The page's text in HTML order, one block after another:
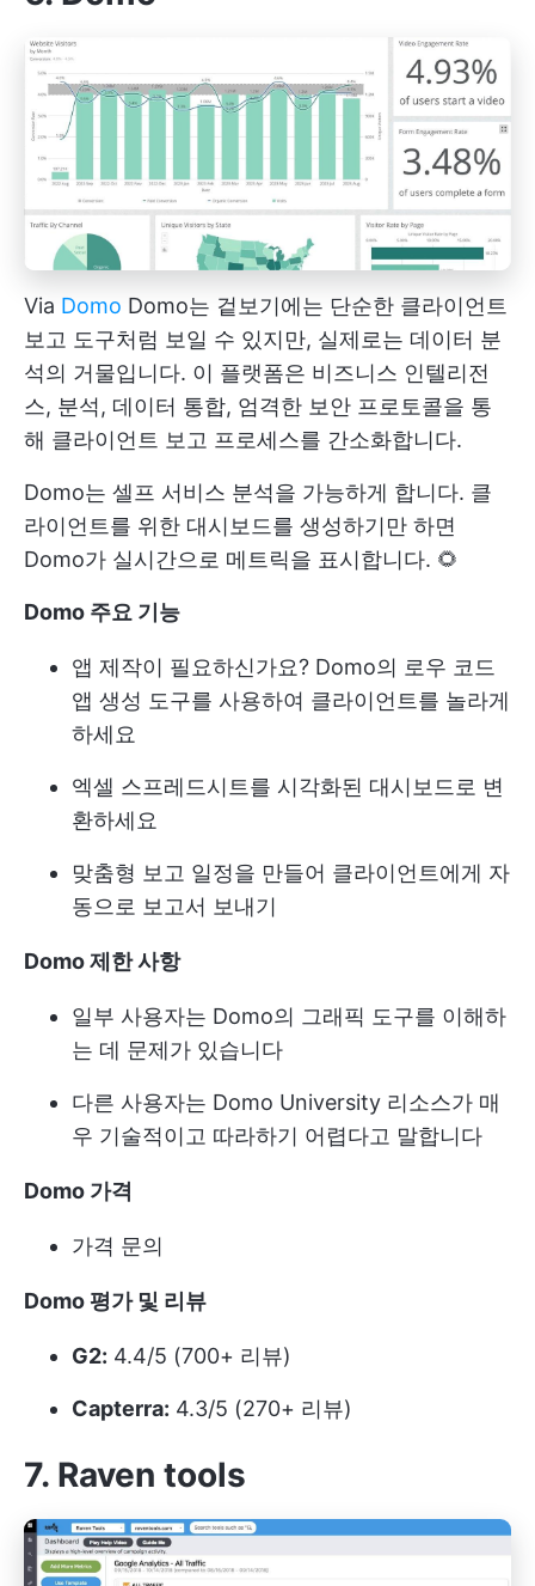
Via Domo Domo는 겉보기에는 단순한 클라이언트
보고 도구처럼 보일 수 있지만, 실제로는 데이터 분
석의 거물입니다. 이 플랫폼은 비즈니스 인텔리전
스, 분석, 데이터 통합, 엄격한 보안 프로토콜을 통
해 클라이언트 보고 프로세스를 간소화합니다.
Domo는 셀프 서비스 분석을 가능하게 합니다. 클
라이언트를 위한 대시보드를 생성하기만 하면
Domo가 실시간으로 메트릭을 표시합니다. 🌻
Domo 주요 기능
앱 제작이 필요하신가요? Domo의 로우 코드
앱 생성 도구를 사용하여 클라이언트를 놀라게
하세요
엑셀 스프레드시트를 시각화된 대시보드로 변
환하세요
맞춤형 보고 일정을 만들어 클라이언트에게 자
동으로 보고서 보내기
Domo 제한 사항
일부 사용자는 Domo의 그래픽 도구를 이해하
는 데 문제가 있습니다
다른 사용자는 Domo University 리소스가 매
우 기술적이고 따라하기 어렵다고 말합니다
Domo 가격
가격 문의
Domo 평가 및 리뷰
G2: 4.4/5 (700+ 리뷰)
Capterra: 4.3/5 (270+ 리뷰)
7. Raven tools